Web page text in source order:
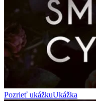
Pozrieť ukážkuUkážka